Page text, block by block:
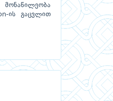
ის გაცვლით